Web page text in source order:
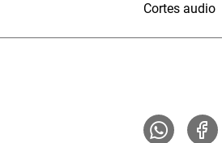
Cortes audio